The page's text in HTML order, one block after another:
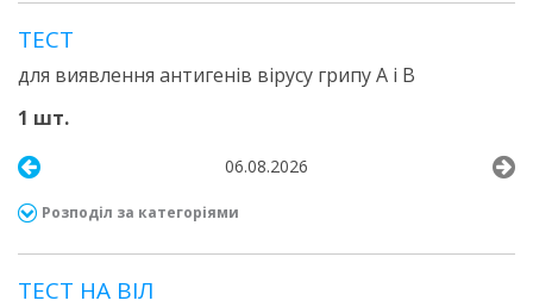
ТЕСТ
для виявлення антигенів вірусу грипу А і В
1 шт.
06.08.2026
Розподіл за категоріями
ТЕСТ НА ВІЛ